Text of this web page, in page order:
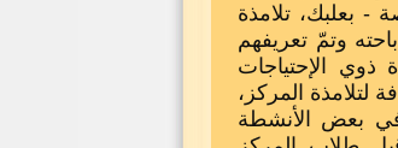
- بعلبك، تلامذة
وتمّ تعريفهم
ذوي الإحتياجات
لتلامذة المركز،
في بعض الأنشطة